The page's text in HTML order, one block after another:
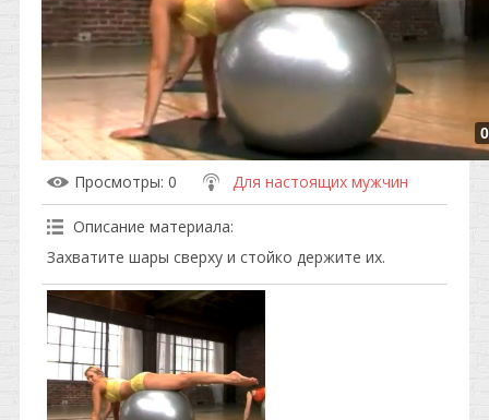
Просмотры: 0 Для настоящих мужчин
Описание материала:
Захватите шары сверху и стойко держите их.